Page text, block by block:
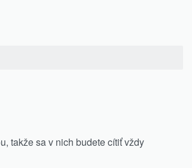
takže sa v nich budete cítiť vždy